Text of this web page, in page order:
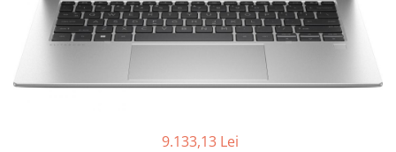
Creioane
Rollere cu stergere
9.133,13 Lei